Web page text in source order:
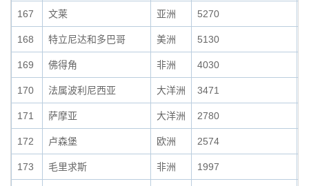
167 文莱 亚洲 5270
168 特立尼达和多巴哥 美洲 5130
169 佛得角 非洲 4030
170 法属波利尼西亚 大洋洲 3471
171 萨摩亚 大洋洲 2780
172 卢森堡 欧洲 2574
173 毛里求斯 非洲 1997